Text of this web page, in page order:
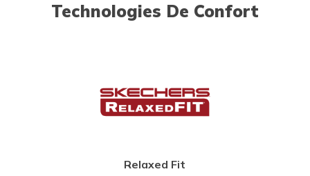
Technologies De Confort
Relaxed Fit